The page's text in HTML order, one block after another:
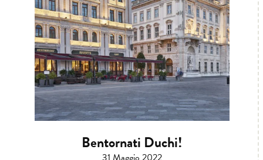
Bentornati Duchi!